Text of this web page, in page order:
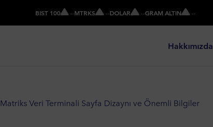
BIST 100 --MTRKS --DOLAR --GRAM ALTIN --
Hakkımızda
Matriks Veri Terminali Sayfa Dizaynı ve Önemli Bilgiler